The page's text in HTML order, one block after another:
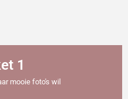
1
mooie foto's wil